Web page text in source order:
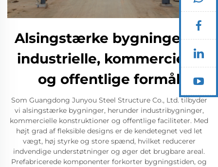
Alsingstærke bygninger til
industrielle, kommercielle
og offentlige formål
Som Guangdong Junyou Steel Structure Co., Ltd. tilbyder
vi alsingstærke bygninger, herunder industribygninger,
kommercielle konstruktioner og offentlige faciliteter. Med
højt grad af fleksible designs er de kendetegnet ved let
vægt, høj styrke og store spænd, hvilket reducerer
indvendige understøtninger og øger det brugbare areal.
Prefabricerede komponenter forkorter bygningstiden, og